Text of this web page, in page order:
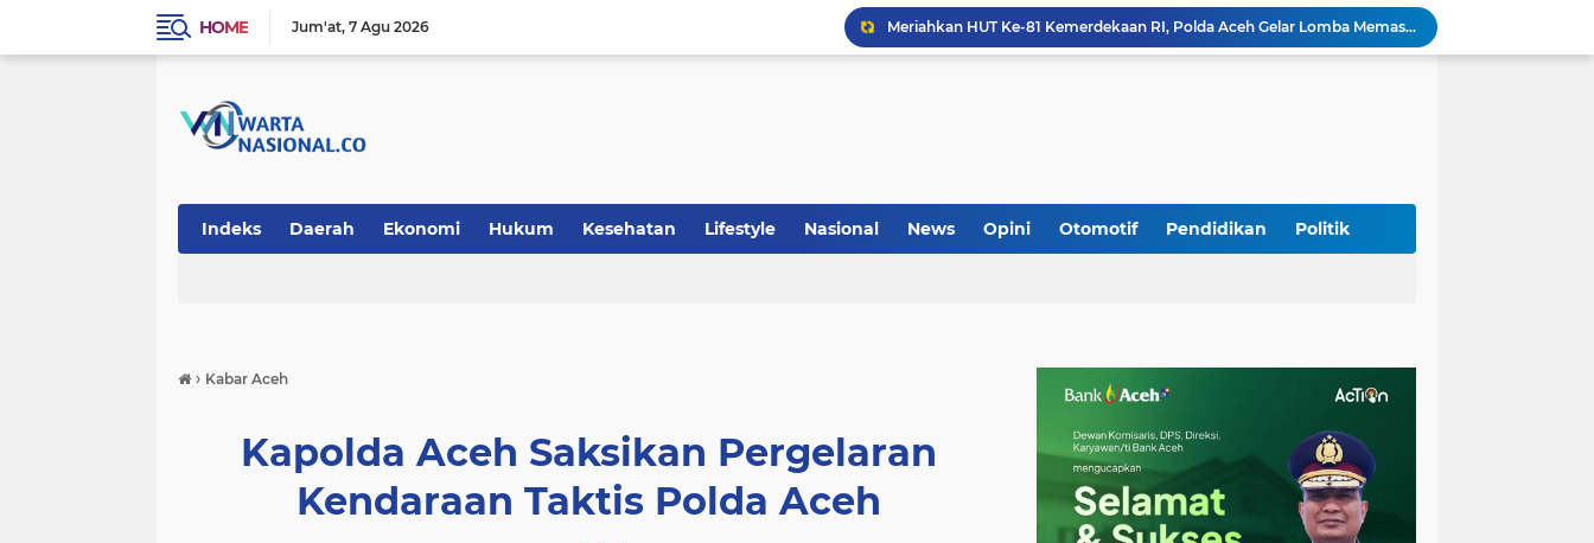
HOME Jum'at 7 Agu 2026
Babinsa Simpang Tiga Monitoring Harga Sembako, Pastikan Stabilitas dan Ketersediaan Bahan Pokok
Babinsa Lembah Seulawah Perkuat Sinergi dengan Tenaga Pendidik, Tekankan Pencegahan Kenakalan Remaja dan Bahaya Narkoba
Rp 2,5 Triliun Dana Kementan untuk Bencana, Pemerintah Aceh kelola Rp 9,7 M
Indeks Daerah Ekonomi Hukum Kesehatan Lifestyle Nasional News Opini Otomotif Pendidikan Politik
› Kabar Aceh
Kapolda Aceh Saksikan Pergelaran
Kendaraan Taktis Polda Aceh